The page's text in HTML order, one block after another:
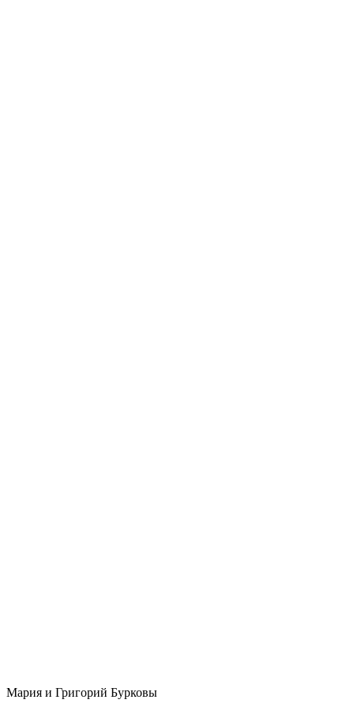
Мария и Григорий Бурковы